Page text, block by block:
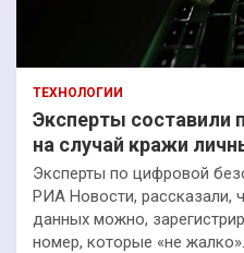
ТЕХНОЛОГИИ
Эксперты составили
на случай кражи
Эксперты по цифровой
РИА Новости, рассказали,
данных можно,
номер, которые «не